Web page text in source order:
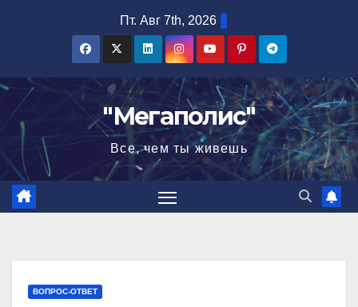
Пт. Авг 7th, 2026
"Мегаполис"
Все, чем ты живешь
ВОПРОС-ОТВЕТ